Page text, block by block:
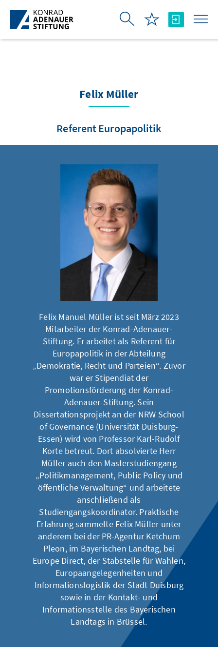
Skip to Main Content
Felix Müller
Referent Europapolitik
Felix Manuel Müller ist seit März 2023
Mitarbeiter der Konrad-Adenauer-
Stiftung. Er arbeitet als Referent für
Europapolitik in der Abteilung
„Demokratie, Recht und Parteien“. Zuvor
war er Stipendiat der
Promotionsförderung der Konrad-
Adenauer-Stiftung. Sein
Dissertationsprojekt an der NRW School
of Governance (Universität Duisburg-
Essen) wird von Professor Karl-Rudolf
Korte betreut. Dort absolvierte Herr
Müller auch den Masterstudiengang
„Politikmanagement, Public Policy und
öffentliche Verwaltung“ und arbeitete
anschließend als
Studiengangskoordinator. Praktische
Erfahrung sammelte Felix Müller unter
anderem bei der PR-Agentur Ketchum
Pleon, im Bayerischen Landtag, bei
Europe Direct, der Stabstelle für Wahlen,
Europaangelegenheiten und
Informationslogistik der Stadt Duisburg
sowie in der Kontakt- und
Informationsstelle des Bayerischen
Landtags in Brüssel.